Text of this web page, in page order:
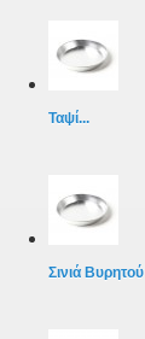
Ταψί...
Σινιά Βυρητού